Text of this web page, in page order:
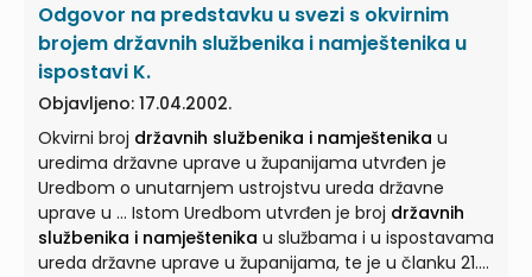
po ... osnovi radadržavnih službenika i namještenika
... Kolektivnom ugovoru zadržavne službenike i
namještenike
ograničenje prava na jubilarnu nagradu iz članka 62. ...
Odgovor na predstavku u svezi s okvirnim
brojem državnih službenika i namještenika u
ispostavi K.
Objavljeno: 17.04.2002.
Okvirni broj državnih službenika i namještenika u
uredima državne uprave u županijama utvrđen je
Uredbom o unutarnjem ustrojstvu ureda državne
uprave u ... Istom Uredbom utvrđen je broj državnih
službenika i namještenika u službama i u ispostavama
ureda državne uprave u županijama, te je u članku 21.